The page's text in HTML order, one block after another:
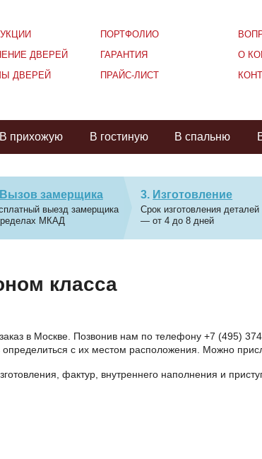
ДВЕРЕЙ
ДВЕРЕЙ
ПОРТФОЛИО
ГАРАНТИЯ
ПРАЙС-ЛИСТ
О
В прихожую В гостиную В спальню
Вызов замерщика
выезд замерщика
МКАД
Изготовление
Срок изготовления деталей
— от 4 до 8 дней
класса
в Москве. Позвонив нам по телефону +7 (495)
с их местом расположения. Можно
фактур, внутреннего наполнения и